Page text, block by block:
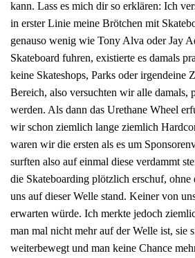
kann. Lass es mich dir so erklären: Ich
in erster Linie meine Brötchen mit
genauso wenig wie Tony Alva oder Jay
Skateboard fuhren, existierte es damals
keine Skateshops, Parks oder irgendeine
Bereich, also versuchten wir alle damals,
werden. Als dann das Urethane Wheel
wir schon ziemlich lange ziemlich
waren wir die ersten als es um
surften also auf einmal diese verdammt
die Skateboarding plötzlich erschuf, ohne
uns auf dieser Welle stand. Keiner von
erwarten würde. Ich merkte jedoch
man mal nicht mehr auf der Welle ist, sie
weiterbewegt und man keine Chance